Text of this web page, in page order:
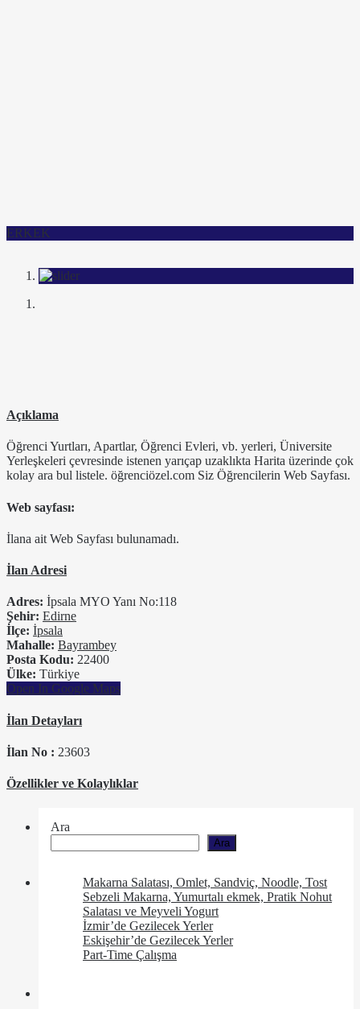
ERKEK
Açıklama
Öğrenci Yurtları, Apartlar, Öğrenci Evleri, vb. yerleri, Üniversite
Yerleşkeleri çevresinde istenen yarıçap uzaklıkta Harita üzerinde çok
kolay ara bul listele. öğrenciözel.com Siz Öğrencilerin Web Sayfası.
Web sayfası:
İlana ait Web Sayfası bulunamadı.
İlan Adresi
Adres: İpsala MYO Yanı No:118
Şehir: Edirne
İlçe: İpsala
Mahalle: Bayrambey
Posta Kodu: 22400
Ülke: Türkiye
Open In Google Maps
İlan Detayları
İlan No : 23603
Özellikler ve Kolaylıklar
Ara
Ara
Makarna Salatası, Omlet, Sandviç, Noodle, Tost
Sebzeli Makarna, Yumurtalı ekmek, Pratik Nohut
Salatası ve Meyveli Yogurt
İzmir’de Gezilecek Yerler
Eskişehir’de Gezilecek Yerler
Part-Time Çalışma